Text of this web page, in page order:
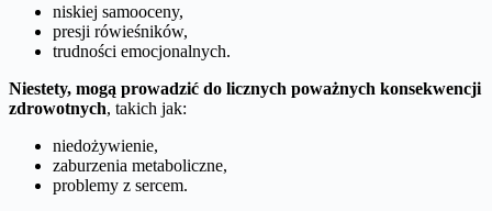
niskiej samooceny,
presji rówieśników,
trudności emocjonalnych.
Niestety, mogą prowadzić do licznych poważnych konsekwencji
zdrowotnych, takich jak:
niedożywienie,
zaburzenia metaboliczne,
problemy z sercem.